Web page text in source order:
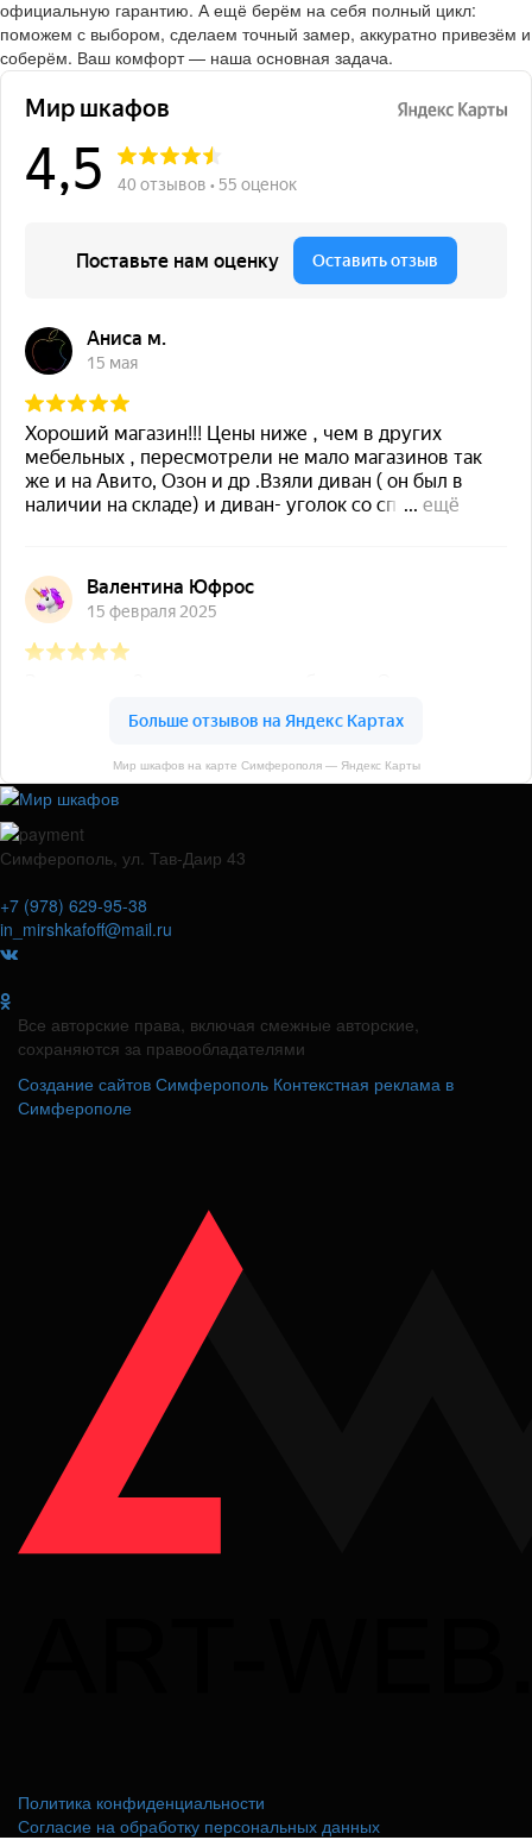
официальную гарантию. А ещё берём на себя полный цикл:
поможем с выбором, сделаем точный замер, аккуратно привезём и
соберём. Ваш комфорт — наша основная задача.
Мир шкафов на карте Симферополя — Яндекс Карты
Симферополь, ул. Тав-Даир 43
+7 (978) 629-95-38
in_mirshkafoff@mail.ru
Все авторские права, включая смежные авторские,
сохраняются за правообладателями
Создание сайтов Симферополь Контекстная реклама в
Симферополе
Политика конфиденциальности
Согласие на обработку персональных данных